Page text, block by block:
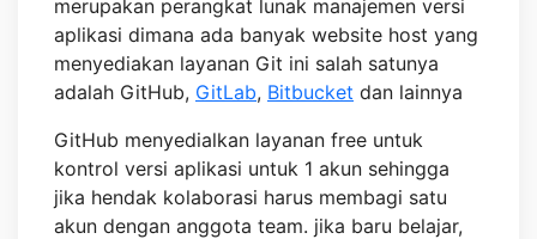
merupakan perangkat lunak manajemen versi
aplikasi dimana ada banyak website host yang
menyediakan layanan Git ini salah satunya
adalah GitHub, GitLab, Bitbucket dan lainnya
GitHub menyedialkan layanan free untuk
kontrol versi aplikasi untuk 1 akun sehingga
jika hendak kolaborasi harus membagi satu
akun dengan anggota team. jika baru belajar,